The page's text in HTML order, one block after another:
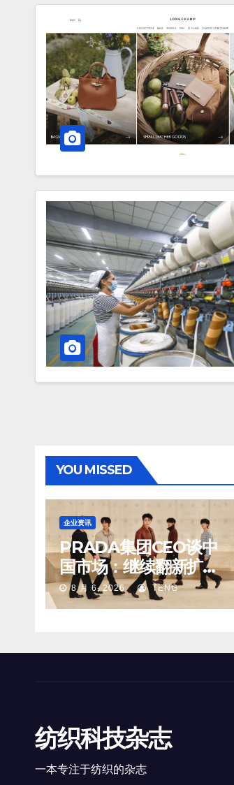
YOU MISSED
企业资讯
PRADA集团CEO谈中
国市场：继续翻新扩建
重要门店；某些城市的
第二、第三店不再有价
8 月 6, 2026 TENG
纺织科技杂志
一本专注于纺织的杂志